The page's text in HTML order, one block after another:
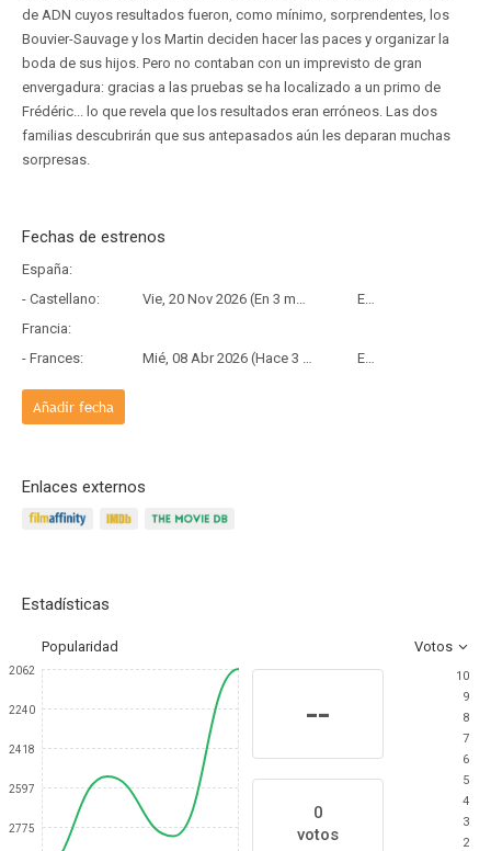
de ADN cuyos resultados fueron, como mínimo, sorprendentes, los
Bouvier-Sauvage y los Martin deciden hacer las paces y organizar la
boda de sus hijos. Pero no contaban con un imprevisto de gran
envergadura: gracias a las pruebas se ha localizado a un primo de
Frédéric... lo que revela que los resultados eran erróneos. Las dos
familias descubrirán que sus antepasados aún les deparan muchas
sorpresas.
Fechas de estrenos
España:
- Castellano:
Vie, 20 Nov 2026 (En 3 meses y 13 días)
Estreno
Francia:
- Frances:
Mié, 08 Abr 2026 (Hace 3 meses y 30 días) Estreno
Añadir fecha
Enlaces externos
Estadísticas
Popularidad Votos
2062
2240
2418
2597
2775
--
0
votos
10
9
8
7
6
5
4
3
2